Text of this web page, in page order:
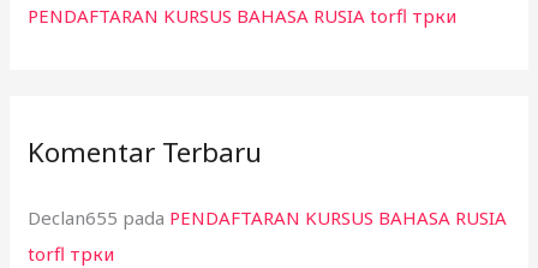
PENDAFTARAN KURSUS BAHASA RUSIA torfl трки
Komentar Terbaru
Declan655 pada PENDAFTARAN KURSUS BAHASA RUSIA
torfl трки